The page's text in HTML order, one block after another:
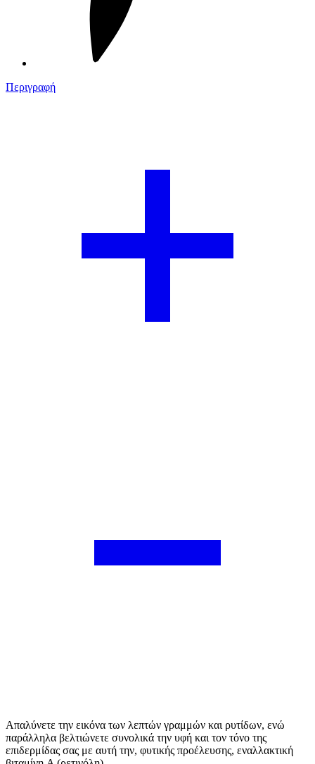
Περιγραφή
Απαλύνετε την εικόνα των λεπτών γραμμών και ρυτίδων, ενώ
παράλληλα βελτιώνετε συνολικά την υφή και τον τόνο της
επιδερμίδας σας με αυτή την, φυτικής προέλευσης, εναλλακτική